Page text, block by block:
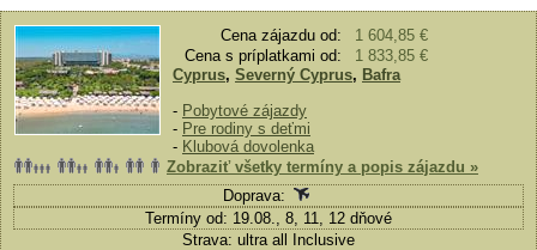
Cena zájazdu od:
1 604,85 €
Cena s príplatkami od:
1 833,85 €
Cyprus, Severný Cyprus, Bafra
- Pobytové zájazdy
- Pre rodiny s deťmi
- Klubová dovolenka
Zobraziť všetky termíny a popis zájazdu »
Doprava:
Termíny od: 19.08., 8, 11, 12 dňové
Strava: ultra all Inclusive